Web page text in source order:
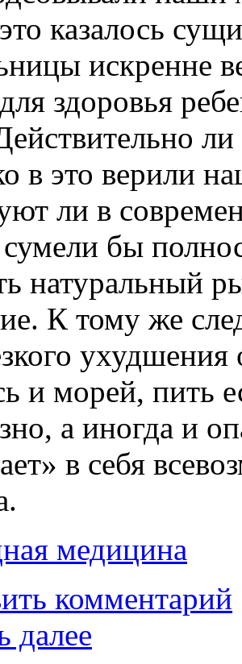
казалось
искренне
здоровья
в это верили
ли в
бы
натуральный
К тому же
и морей, пить
а иногда и
в себя
медицина
комментарий
далее